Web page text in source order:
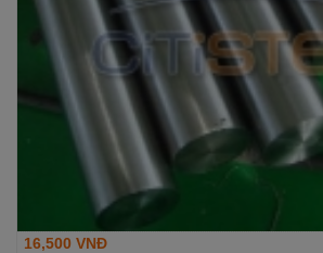
16,500 VNĐ